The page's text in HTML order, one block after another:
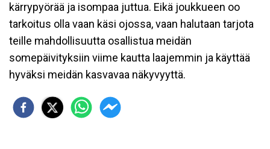
kärrypyörää ja isompaa juttua. Eikä joukkueen oo
tarkoitus olla vaan käsi ojossa, vaan halutaan tarjota
teille mahdollisuutta osallistua meidän
somepäivityksiin viime kautta laajemmin ja käyttää
hyväksi meidän kasvavaa näkyvyyttä.